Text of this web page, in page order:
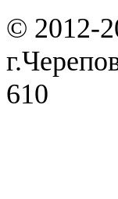
© 2012-
610